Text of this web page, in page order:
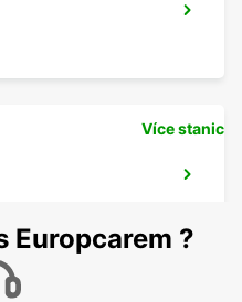
Více stanic
Europcarem ?